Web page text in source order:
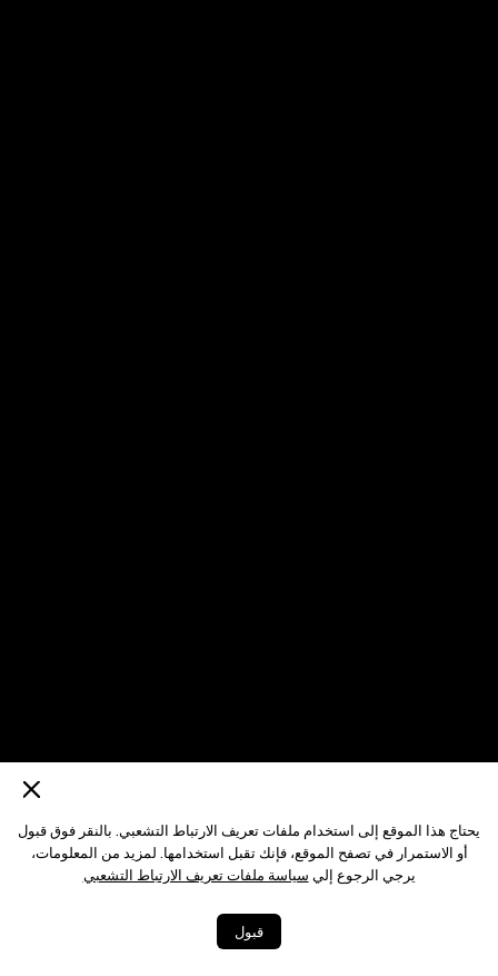
يحتاج هذا الموقع إلى استخدام ملفات تعريف الارتباط التشعبي. بالنقر فوق قبول
أو الاستمرار في تصفح الموقع، فإنك تقبل استخدامها. لمزيد من المعلومات،
يرجي الرجوع إلي سياسة ملفات تعريف الارتباط التشعبي
قبول